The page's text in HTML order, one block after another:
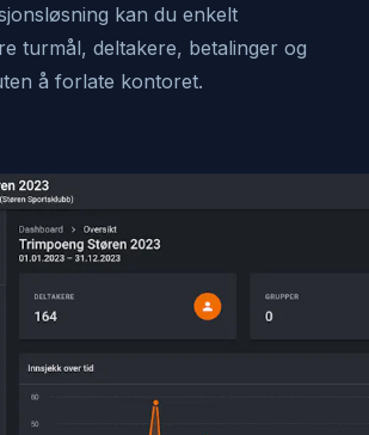
kan du enkelt
turmål, deltakere, betalinger og
å forlate kontoret.